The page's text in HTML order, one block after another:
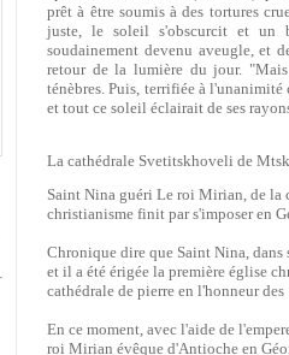
prêt à être soumis à des tortures
juste, le soleil s'obscurcit et un
soudainement devenu aveugle, et
retour de la lumière du jour.
ténèbres. Puis, terrifiée à l'unanimité
et tout ce soleil éclairait de ses
La cathédrale Svetitskhoveli de
Saint Nina guéri Le roi Mirian, de la
christianisme finit par s'imposer en
Chronique dire que Saint Nina, dans
et il a été érigée la première église
cathédrale de pierre en l'honneur
En ce moment, avec l'aide de
roi Mirian évêque d'Antioche en